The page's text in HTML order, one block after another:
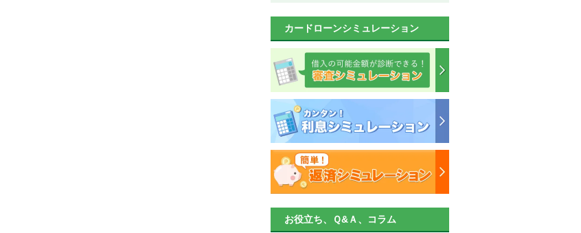
カードローンシミュレーション
お役立ち、Ｑ&Ａ、コラム